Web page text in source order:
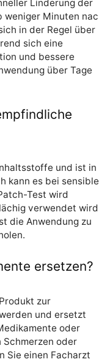
Linderung der
weniger Minuten
in der Regel über
sich eine
und bessere
über Tage
und ist in
kann es bei
Test wird
verwendet
die Anwendung zu
ersetzen?
zur
und ersetzt
oder
oder
Sie einen Facharzt